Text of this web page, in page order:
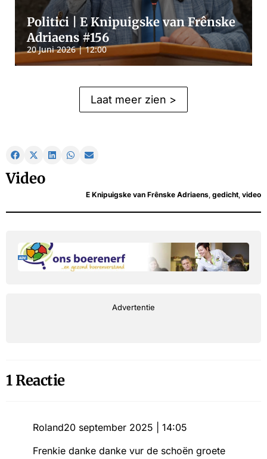
Politici | E Knipuigske van Frênske
Adriaens #156
20 Juni 2026 | 12:00
Laat meer zien >
Video
E Knipuigske van Frênske Adriaens gedicht video
Advertentie
1 Reactie
Roland20 september 2025 | 14:05
Frenkie danke danke vur de schoën groete